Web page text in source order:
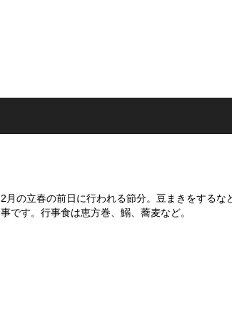
2月の立春の前日に行われる節分。豆まきをするな
事です。行事食は恵方巻、鰯、蕎麦など。